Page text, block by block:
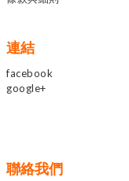
連結
facebook
google+
聯絡我們